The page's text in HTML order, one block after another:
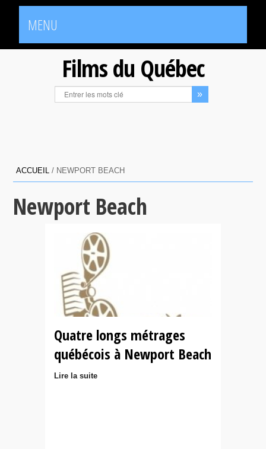
MENU
Films du Québec
ACCUEIL / NEWPORT BEACH
Newport Beach
Quatre longs métrages
québécois à Newport Beach
Lire la suite